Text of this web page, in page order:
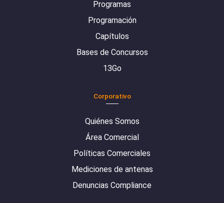
Programas
Programación
Capítulos
Bases de Concursos
13Go
Corporativo
Quiénes Somos
Área Comercial
Políticas Comerciales
Mediciones de antenas
Denuncias Compliance